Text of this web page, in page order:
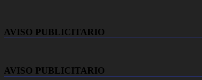
AVISO PUBLICITARIO
AVISO PUBLICITARIO